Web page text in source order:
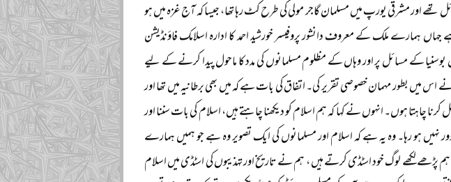
اور مشرقی یورپ میں مسلمان گاجر مولی کی طرح کٹ رہا تھا، جیسا کہ آج غزہ میں ہو
جہاں ہمارے ملک کے معروف دانشور پروفیسر خورشید احمد کا ادارہ اسلامک فاؤنڈیشن
کے مسائل پر اور وہاں کے مظلوم مسلمانوں کی مدد کا ماحول پیدا کرنے کے لیے
میں بطور مہمان خصوصی تقریر کی۔ اتفاق کی بات ہے کہ میں بھی برطانیہ میں تھا اور
چاہتا ہوں۔ انہوں نے کہا کہ ہم اسلام کو دیکھنا چاہتے ہیں، اسلام کی بات سننا اور
ہو رہا۔ وہ یہ ہے کہ اسلام اور مسلمانوں کی ایک تصویر وہ ہے جو ہمیں ہمارے
لکھے لوگ خود اسٹڈی کرتے ہیں ، ہم نے تاریخ اور تہذیبوں کی اسٹڈی میں اسلام